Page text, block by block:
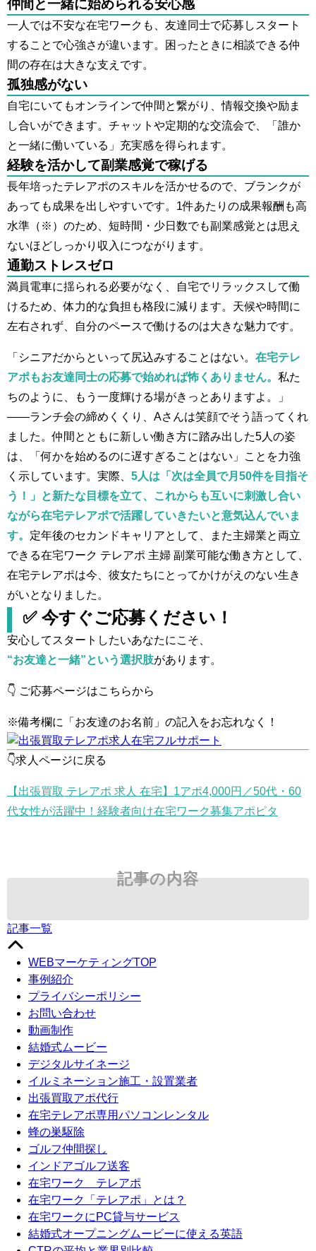
仲間と一緒に始められる安心感
一人では不安な在宅ワークも、友達同士で応募しスタート
することで心強さが違います。困ったときに相談できる仲
間の存在は大きな支えです。
孤独感がない
自宅にいてもオンラインで仲間と繋がり、情報交換や励ま
し合いができます。チャットや定期的な交流会で、「誰か
と一緒に働いている」充実感を得られます。
経験を活かして副業感覚で稼げる
長年培ったテレアポのスキルを活かせるので、ブランクが
あっても成果を出しやすいです。1件あたりの成果報酬も高
水準（※）のため、短時間・少日数でも副業感覚とは思え
ないほどしっかり収入につながります。
通勤ストレスゼロ
満員電車に揺られる必要がなく、自宅でリラックスして働
けるため、体力的な負担も格段に減ります。天候や時間に
左右されず、自分のペースで働けるのは大きな魅力です。
「シニアだからといって尻込みすることはない。 在宅テレ
アポもお友達同士の応募で始めれば怖くありません。 私た
ちのように、もう一度輝ける場がきっとありますよ。」
——ランチ会の締めくくり、Aさんは笑顔でそう語ってくれ
ました。仲間とともに新しい働き方に踏み出した5人の姿
は、「何かを始めるのに遅すぎることはない」ことを力強
く示しています。実際、 5人は「次は全員で月50件を目指そ
う！」と新たな目標を立て、これからも互いに刺激し合い
ながら在宅テレアポで活躍していきたいと意気込んでいま
す。 定年後のセカンドキャリアとして、また主婦業と両立
できる在宅ワーク テレアポ 主婦 副業可能な働き方として、
在宅テレアポは今、彼女たちにとってかけがえのない生き
がいとなりました。
✅ 今すぐご応募ください！
安心してスタートしたいあなたにこそ、
“お友達と一緒”という選択肢があります。
👇 ご応募ページはこちらから
※備考欄に「お友達のお名前」の記入をお忘れなく！
👇求人ページに戻る
【出張買取 テレアポ 求人 在宅】1アポ4,000円／50代・60
代女性が活躍中！経験者向け在宅ワーク募集アポピタ
記事の内容
記事一覧
WEBマーケティングTOP
事例紹介
プライバシーポリシー
お問い合わせ
動画制作
結婚式ムービー
デジタルサイネージ
イルミネーション施工・設置業者
出張買取アポ代行
在宅テレアポ専用パソコンレンタル
蜂の巣駆除
ゴルフ仲間探し
インドアゴルフ送客
在宅ワーク テレアポ
在宅ワーク「テレアポ」とは？
在宅ワークにPC貸与サービス
結婚式オープニングムービーに使える英語